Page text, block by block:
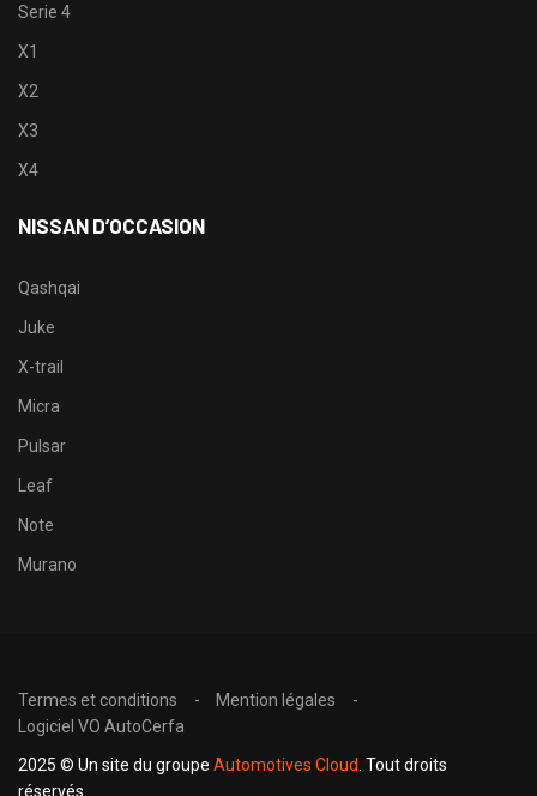
Serie 4
X1
X2
X3
X4
NISSAN D’OCCASION
Qashqai
Juke
X-trail
Micra
Pulsar
Leaf
Note
Murano
Termes et conditions
Mention légales
Logiciel VO AutoCerfa
2025 © Un site du groupe Automotives Cloud . Tout droits
réservés.